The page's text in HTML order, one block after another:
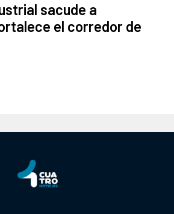
sacude a
el corredor de